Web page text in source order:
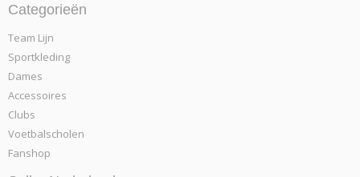
Categorieën
Team Lijn
Sportkleding
Dames
Accessoires
Clubs
Voetbalscholen
Fanshop